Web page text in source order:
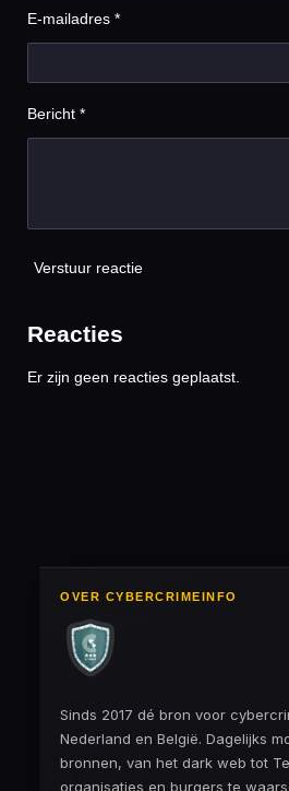
E-mailadres *
Bericht *
Verstuur reactie
Reacties
Er zijn geen reacties geplaatst.
OVER CYBERCRIMEINFO
Sinds 2017 dé bron voor
Nederland en België. Dagelijks
bronnen, van het dark web tot
organisaties en burgers te